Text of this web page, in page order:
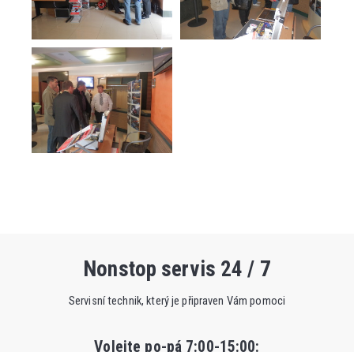
Nonstop servis 24 / 7
Servisní technik, který je připraven Vám pomoci
Volejte po-pá 7:00-15:00: